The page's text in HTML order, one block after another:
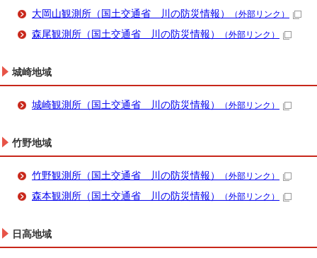
大岡山観測所（国土交通省 川の防災情報） （外部リンク）
森尾観測所（国土交通省 川の防災情報） （外部リンク）
城崎地域
城崎観測所（国土交通省 川の防災情報） （外部リンク）
竹野地域
竹野観測所（国土交通省 川の防災情報） （外部リンク）
森本観測所（国土交通省 川の防災情報） （外部リンク）
日高地域